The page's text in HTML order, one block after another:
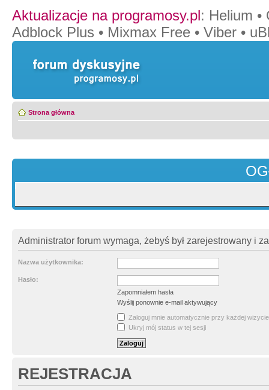
Aktualizacje na programosy.pl: Helium •
Adblock Plus • Mixmax Free • Viber •
Strona główna
Administrator forum wymaga, żebyś był zarejestrowany i
Nazwa użytkownika:
Hasło:
Zapomniałem hasła
Wyślij ponownie e-mail aktywujący
Zaloguj mnie automatycznie przy każdej wizycie
Ukryj mój status w tej sesji
REJESTRACJA